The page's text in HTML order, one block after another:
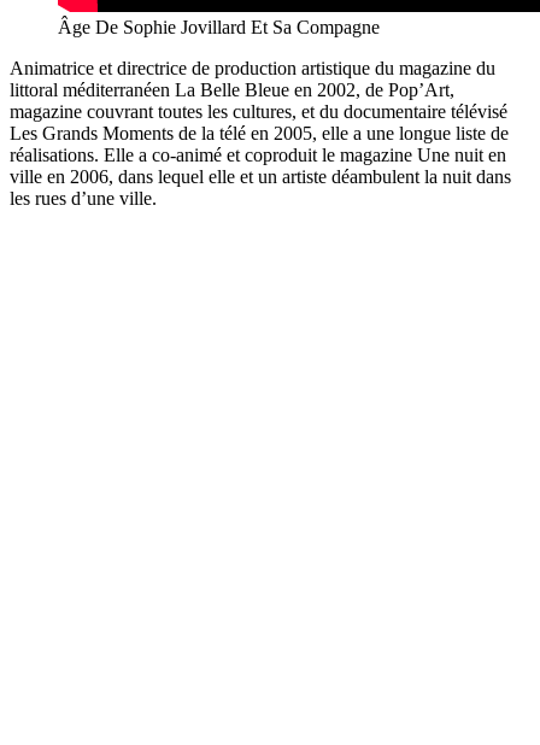
Âge De Sophie Jovillard Et Sa Compagne
Animatrice et directrice de production artistique du magazine du
littoral méditerranéen La Belle Bleue en 2002, de Pop’Art,
magazine couvrant toutes les cultures, et du documentaire télévisé
Les Grands Moments de la télé en 2005, elle a une longue liste de
réalisations. Elle a co-animé et coproduit le magazine Une nuit en
ville en 2006, dans lequel elle et un artiste déambulent la nuit dans
les rues d’une ville.